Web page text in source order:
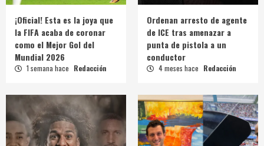
¡Oficial! Esta es la joya que
la FIFA acaba de coronar
como el Mejor Gol del
Mundial 2026
1 semana hace Redacción
Ordenan arresto de agente
de ICE tras amenazar a
punta de pistola a un
conductor
4 meses hace Redacción